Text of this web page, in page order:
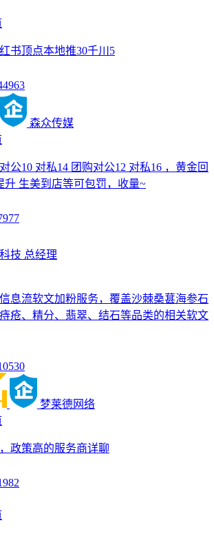
书顶点本地推30千川5
森众传媒
公10 对私14 团购对公12 对私16 ，黄金回
升 生美到店等可包罚，收量~
技 总经理
息流软文加粉服务，覆盖沙棘桑葚海参石
疮、精分、翡翠、结石等品类的相关软文
梦莱德网络
政策高的服务商详聊